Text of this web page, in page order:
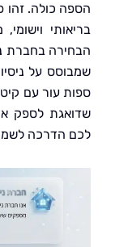
כולה. זהו פתרון
וישומי, מבלי
בחברת ניקיון
על ניסיון רב
עור עם קיטור, אתם
לספק את
לשמירה על